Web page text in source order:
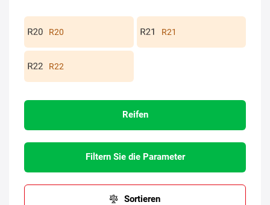
R20 R21
R22
Reifen
Filtern Sie die Parameter
Sortieren